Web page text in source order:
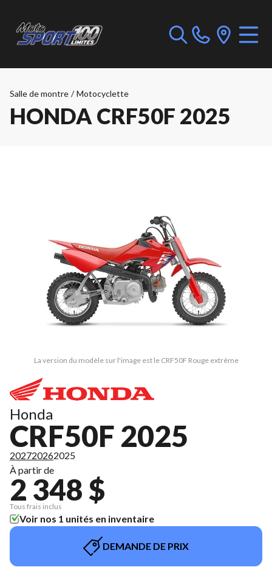
Salle de montre / Motocyclette
HONDA CRF50F 2025
La version du modèle sur l'image est le CRF50F Rouge extrême
Honda
CRF50F 2025
202720262025
À partir de
2 348 $
Tous frais inclus
Voir nos 1 unités en inventaire
DEMANDE DE PRIX